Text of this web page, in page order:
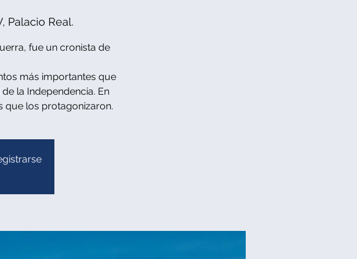
Palacio Real.
fue un cronista de
más importantes que
la Independencia. En
que los protagonizaron.